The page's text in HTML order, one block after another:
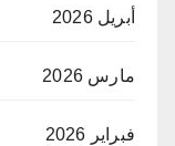
أبريل 2026
مارس 2026
فبراير 2026